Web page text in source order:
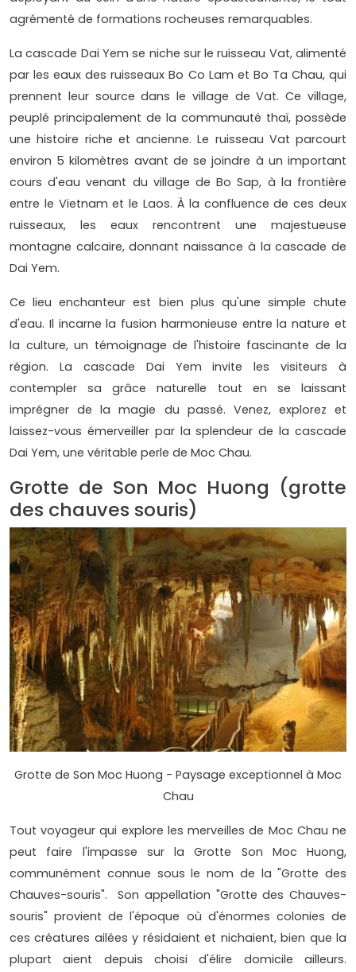
agrémenté de formations rocheuses remarquables.
La cascade Dai Yem se niche sur le ruisseau Vat, alimenté
par les eaux des ruisseaux Bo Co Lam et Bo Ta Chau, qui
prennent leur source dans le village de Vat. Ce village,
peuplé principalement de la communauté thaï, possède
une histoire riche et ancienne. Le ruisseau Vat parcourt
environ 5 kilomètres avant de se joindre à un important
cours d'eau venant du village de Bo Sap, à la frontière
entre le Vietnam et le Laos. À la confluence de ces deux
ruisseaux, les eaux rencontrent une majestueuse
montagne calcaire, donnant naissance à la cascade de
Dai Yem.
Ce lieu enchanteur est bien plus qu'une simple chute
d'eau. Il incarne la fusion harmonieuse entre la nature et
la culture, un témoignage de l'histoire fascinante de la
région. La cascade Dai Yem invite les visiteurs à
contempler sa grâce naturelle tout en se laissant
imprégner de la magie du passé. Venez, explorez et
laissez-vous émerveiller par la splendeur de la cascade
Dai Yem, une véritable perle de Moc Chau.
Grotte de Son Moc Huong (grotte
des chauves souris)
Grotte de Son Moc Huong - Paysage exceptionnel à Moc
Chau
Tout voyageur qui explore les merveilles de Moc Chau ne
peut faire l'impasse sur la Grotte Son Moc Huong,
communément connue sous le nom de la "Grotte des
Chauves-souris". Son appellation "Grotte des Chauves-
souris" provient de l'époque où d'énormes colonies de
ces créatures ailées y résidaient et nichaient, bien que la
plupart aient depuis choisi d'élire domicile ailleurs.